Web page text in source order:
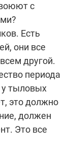
с
Есть
они все
другой.
периода
у тыловых
это должно
должен
Это все